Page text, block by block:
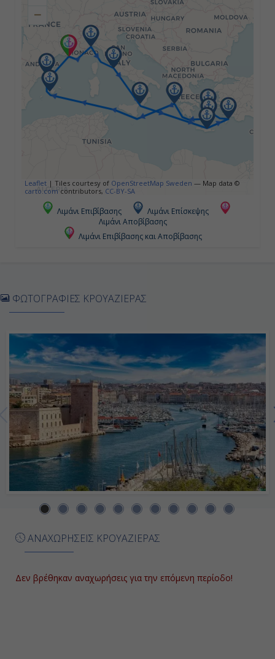
Ημέρα 4η
Μεσσίνα (Σικελία), Ιταλία
13:00
18:00
Εν Πλω
Ηράκλειο (Κρήτη), Ελλάδα
18:00
Ημέρα 7η
Ρόδος, Ελλάδα
07:00
17:00
Ημέρα 8η
23:58
−
Leaflet | Tiles courtesy of OpenStreetMap Sweden — Map data ©
carto.com contributors, CC-BY-SA
Λιμάνι Επιβίβασης
Λιμάνι Επίσκεψης
Λιμάνι Αποβίβασης
Λιμάνι Επιβίβασης και Αποβίβασης
ΑΝΑΧΩΡΗΣΕΙΣ ΚΡΟΥΑΖΙΕΡΑΣ
Δεν βρέθηκαν αναχωρήσεις για την επόμενη περίοδο!
ΦΩΤΟΓΡΑΦΙΕΣ ΚΡΟΥΑΖΙΕΡΑΣ